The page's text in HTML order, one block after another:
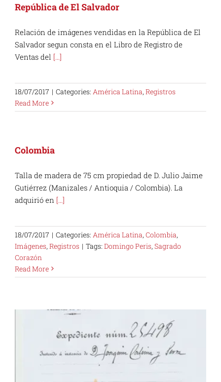
República de El Salvador
Relación de imágenes vendidas en la República de El
Salvador segun consta en el Libro de Registro de
Ventas del [...]
18/07/2017 | Categories: América Latina, Registros
Read More
Colombia
Talla de madera de 75 cm propiedad de D. Julio Jaime
Gutiérrez (Manizales / Antioquia / Colombia). La
adquirió en [...]
18/07/2017 | Categories: América Latina, Colombia,
Imágenes, Registros | Tags: Domingo Peris, Sagrado
Corazón
Read More